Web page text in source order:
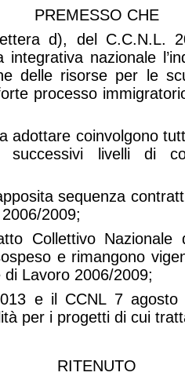
PREMESSO CHE
d), del C.C.N.L.
integrativa nazionale
delle risorse per le
processo
adottare coinvolgono
successivi livelli di
sequenza
2009;
Collettivo Nazionale
e rimangono
Lavoro 2006/2009;
e il CCNL 7 agosto
per i progetti di cui
RITENUTO